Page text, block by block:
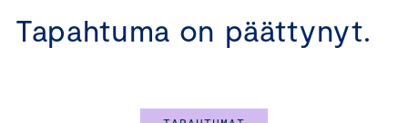
status of carbon pricing –
Roundtable
Tapahtuma on päättynyt.